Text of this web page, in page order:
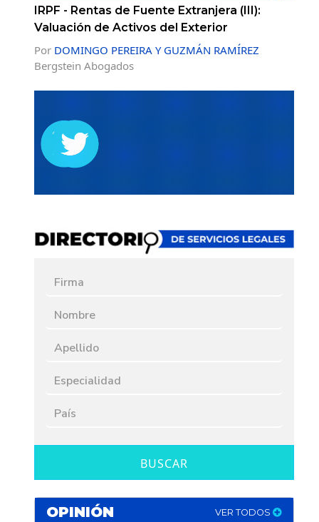
IRPF - Rentas de Fuente Extranjera (III):
Valuación de Activos del Exterior
Por DOMINGO PEREIRA Y GUZMÁN RAMÍREZ
Bergstein Abogados
BUSCAR
OPINIÓN VER TODOS